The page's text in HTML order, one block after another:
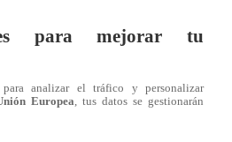
antes de
recuerdos y un
para mejorar tu
analizar el tráfico y personalizar
Europea, tus datos se gestionarán